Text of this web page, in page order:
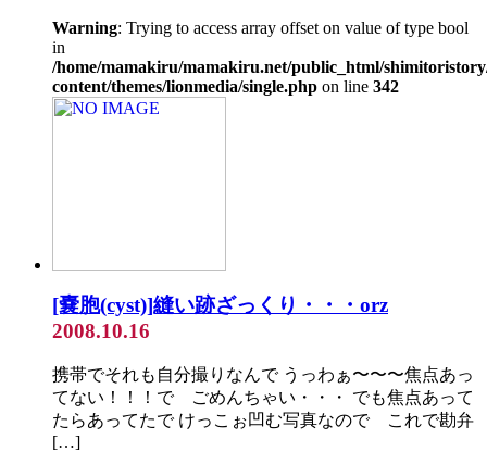
Warning: Trying to access array offset on value of type bool
in
/home/mamakiru/mamakiru.net/public_html/
content/themes/lionmedia/single.php on line 342
[嚢胞(cyst)]縫い跡ざっくり・・・orz
2008.10.16
携帯でそれも自分撮りなんで うっわぁ〜〜〜焦点あっ
てない！！！で ごめんちゃい・・・ でも焦点あって
たらあってたで けっこぉ凹む写真なので これで勘弁
[…]